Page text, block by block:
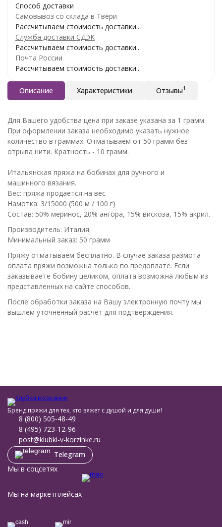
Способ доставки
Самовывоз со склада в Твери
Рассчитываем стоимость доставки...
Служба доставки СДЭК
Рассчитываем стоимость доставки...
Почта России
Рассчитываем стоимость доставки...
Описание Характеристики Отзывы1
Для Вашего удобства цена при заказе указана за 1 грамм.
При оформлении заказа необходимо указать нужное
количество в граммах. Отматываем от 50 грамм без
отрыва нити. Кратность - 10 грамм.
Итальянская пряжа на бобинах для ручного и
машинного вязания.
Вес: пряжа продается на вес
Намотка: 3/15000 (500 м / 100 г)
Состав: 50% меринос, 20% ангора, 15% вискоза, 15% акрил.
Производитель: Италия.
Минимальный заказ: 50 грамм
Пряжу отматываем бесплатно. В случае заказа размота
оплата пряжи возможна только по предоплате. Если
заказываете бобину целиком, оплата возможна любым из
представленных на сайте способов.
После обработки заказа на Вашу электронную почту мы
вышлем уточненный расчет для подтверждения.
Бренд пряжи для тех, кто вяжет с душой и для души!
8 (800) 505-48-49
8 (495) 723-12-96
post@klubki-v-korzinke.ru
Telegram
Мы в соцсетях
Мы на маркетплейсах